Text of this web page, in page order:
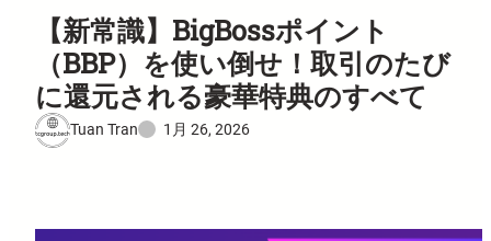
【新常識】BigBossポイント
（BBP）を使い倒せ！取引のたび
に還元される豪華特典のすべて
Tuan Tran 1月 26, 2026